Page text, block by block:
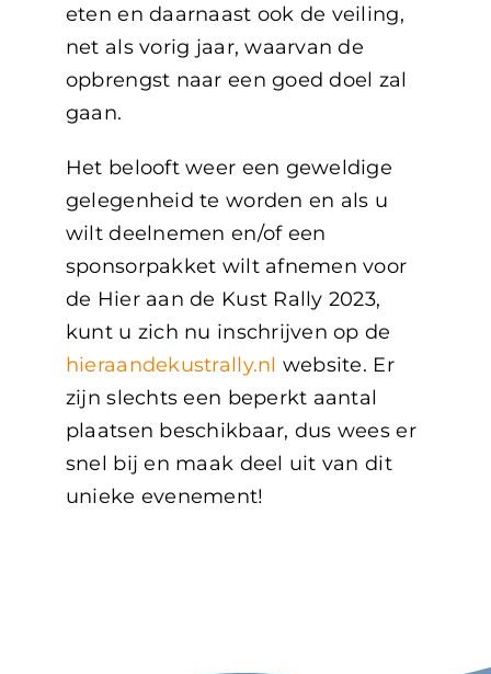
eten en daarnaast ook de veiling,
net als vorig jaar, waarvan de
opbrengst naar een goed doel zal
gaan.
Het belooft weer een geweldige
gelegenheid te worden en als u
wilt deelnemen en/of een
sponsorpakket wilt afnemen voor
de Hier aan de Kust Rally 2023,
kunt u zich nu inschrijven op de
hieraandekustrally.nl website. Er
zijn slechts een beperkt aantal
plaatsen beschikbaar, dus wees er
snel bij en maak deel uit van dit
unieke evenement!